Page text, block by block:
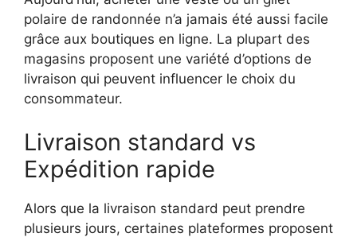
polaire de randonnée n’a jamais été aussi facile
grâce aux boutiques en ligne. La plupart des
magasins proposent une variété d’options de
livraison qui peuvent influencer le choix du
consommateur.
Livraison standard vs
Expédition rapide
Alors que la livraison standard peut prendre
plusieurs jours, certaines plateformes proposent